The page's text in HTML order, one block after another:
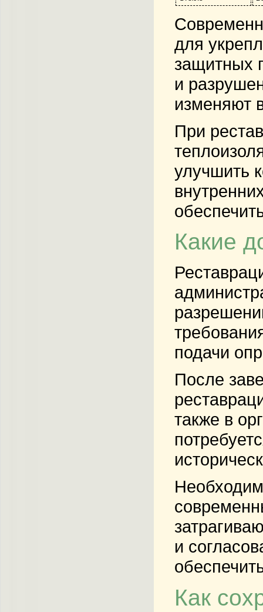
для
защитных
и
изменяют
При
улучшить
Какие
подачи
После
также в
и
Как